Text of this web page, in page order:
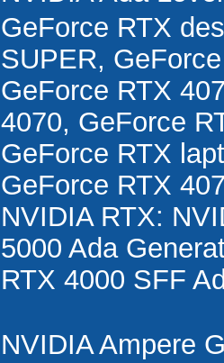
GeForce RTX
SUPER,
GeForce RTX
4070, GeForce
GeForce RTX
GeForce RTX
NVIDIA RTX:
5000 Ada
RTX 4000 SFF
NVIDIA Ampere